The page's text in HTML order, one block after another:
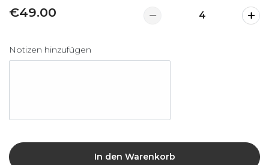
€49.00
Notizen hinzufügen
In den Warenkorb